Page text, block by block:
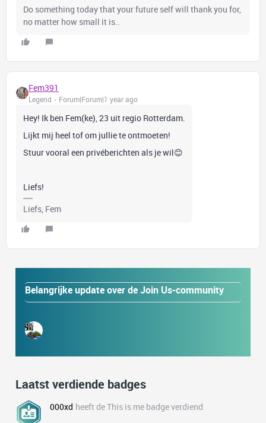
Do something today that your future self will thank you for,
no matter how small it is..
Fem391
Legend Forum|Forum|1 year ago
Hey! Ik ben Fem(ke), 23 uit regio Rotterdam.
Lijkt mij heel tof om jullie te ontmoeten!
Stuur vooral een privéberichten als je wil😊
Liefs!
Liefs, Fem
Belangrijke update over de Join Us-community
Laatst verdiende badges
000xd heeft de This is me badge verdiend